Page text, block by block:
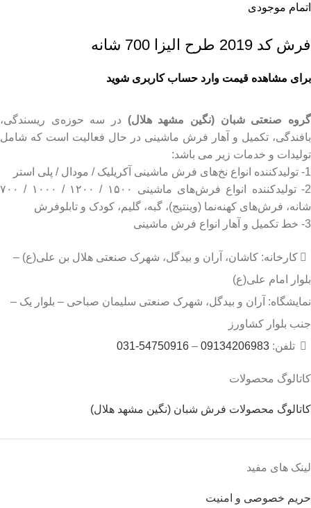
اتمام موجودی
فرش کد 2019 طرح الیزا 700 شانه
برای مشاهده قیمت وارد حساب کاربری شوید
گروه صنعتی شبان (نگین مشهد هلال) در سه حوزه‌ی ریسندگی،
بافندگی، تکمیل و آهار فرش ماشینی در حال فعالیت است که شامل
تولیدات و خدمات زیر می باشد:
1- تولیدکننده انواع نخ‌های فرش ماشینی آکریلیک / مودال / پلی استر
2- تولیدکننده انواع فرش‌های ماشینی ۱۵۰۰ / ۱۲۰۰ / ۱۰۰۰ / ۷۰۰
شانه، فرش‌های کهنه‌نما (وینتیج)، گبه، گلیم، کودک و تابلوفرش
3- خط تکمیل و آهار انواع فرش ماشینی
کارخانه: کاشان، آران و بیدگل، شهرک صنعتی هلال بن علی(ع) –
بلوار امام علی(ع)
نمایشگاه: آران و بیدگل، شهرک صنعتی سلیمان صباحی – بلوار یک –
جنب بلوار کشاورز
تلفن: 09134206983
–
54750916-031
کاتالوگ محصولات
کاتالوگ محصولات فرش شبان (نگین مشهد هلال)
لینک های مفید
حریم خصوصی و امنیت